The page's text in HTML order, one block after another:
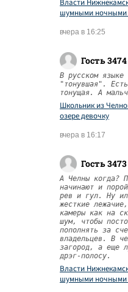
Власти
шумными ночными
вчера в 16:25
Гость 3474
В русском языке
"тонувшая".
тонущая. А
Школьник из
озере девочку
вчера в 16:17
Гость 3473
А Челны когда?
начинают и
рев и гул. Ну
жесткие
камеры как на
шум, чтобы
пополнять за
владельцев. В
загород, а еще
дрэг-полосу.
Власти
шумными ночными